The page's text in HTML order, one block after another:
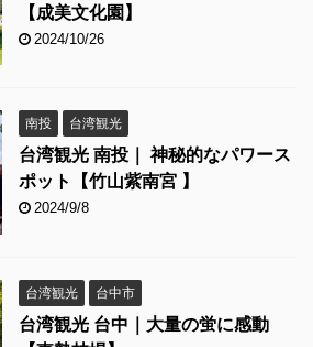
【成美文化園】
2024/10/26
南投 台湾観光
台湾観光 南投｜ 神秘的なパワース
ポット【竹山紫南宮 】
2024/9/8
台湾観光 台中市
台湾観光 台中｜大量の蛍に感動